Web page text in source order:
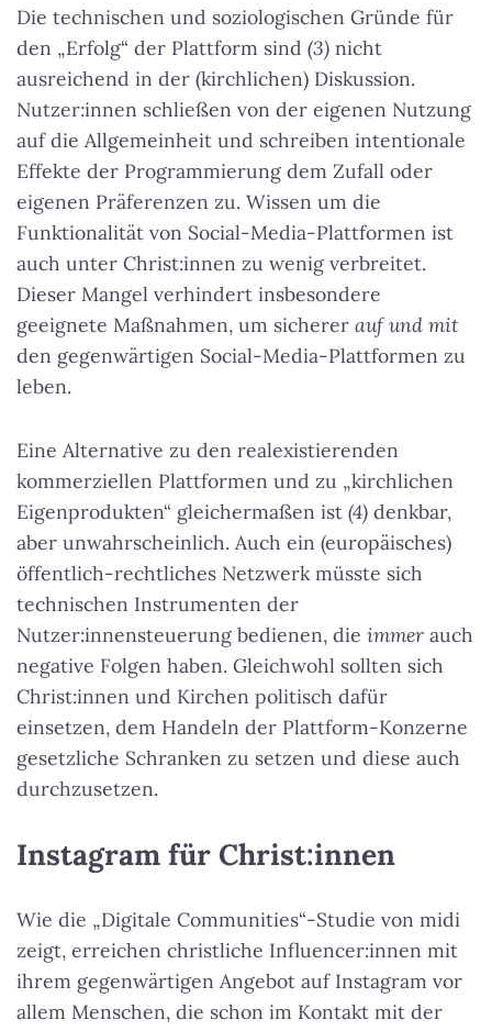
Die technischen und soziologischen Gründe für
den „Erfolg“ der Plattform sind (3) nicht
ausreichend in der (kirchlichen) Diskussion.
Nutzer:innen schließen von der eigenen Nutzung
auf die Allgemeinheit und schreiben intentionale
Effekte der Programmierung dem Zufall oder
eigenen Präferenzen zu. Wissen um die
Funktionalität von Social-Media-Plattformen ist
auch unter Christ:innen zu wenig verbreitet.
Dieser Mangel verhindert insbesondere
geeignete Maßnahmen, um sicherer auf und mit
den gegenwärtigen Social-Media-Plattformen zu
leben.
Eine Alternative zu den realexistierenden
kommerziellen Plattformen und zu „kirchlichen
Eigenprodukten“ gleichermaßen ist (4) denkbar,
aber unwahrscheinlich. Auch ein (europäisches)
öffentlich-rechtliches Netzwerk müsste sich
technischen Instrumenten der
Nutzer:innensteuerung bedienen, die immer auch
negative Folgen haben. Gleichwohl sollten sich
Christ:innen und Kirchen politisch dafür
einsetzen, dem Handeln der Plattform-Konzerne
gesetzliche Schranken zu setzen und diese auch
durchzusetzen.
Instagram für Christ:innen
Wie die „Digitale Communities“-Studie von midi
zeigt, erreichen christliche Influencer:innen mit
ihrem gegenwärtigen Angebot auf Instagram vor
allem Menschen, die schon im Kontakt mit der